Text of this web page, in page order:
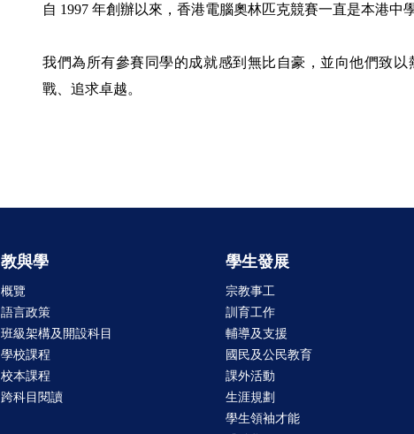
自 1997 年創辦以來，香港電腦奧林匹克競賽一直是本港中
我們為所有參賽同學的成就感到無比自豪，並向他們致
戰、追求卓越。
教與學
概覽
語言政策
班級架構及開設科目
學校課程
校本課程
跨科目閱讀
學生發展
宗教事工
訓育工作
輔導及支援
國民及公民教育
課外活動
生涯規劃
學生領袖才能